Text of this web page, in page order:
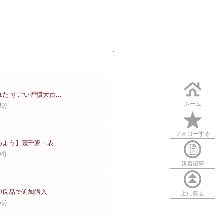
ホーム
フォローする
新着記事
上に戻る
た すごい習慣大百…
よう】裏千家・表…
良品で追加購入